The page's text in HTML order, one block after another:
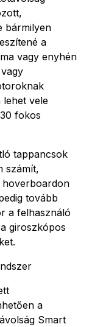
bármilyen
a
vagy enyhén
vele
fokos
tappancsok
számít,
hoverboardon
tovább
a felhasználó
giroszkópos
a
Smart